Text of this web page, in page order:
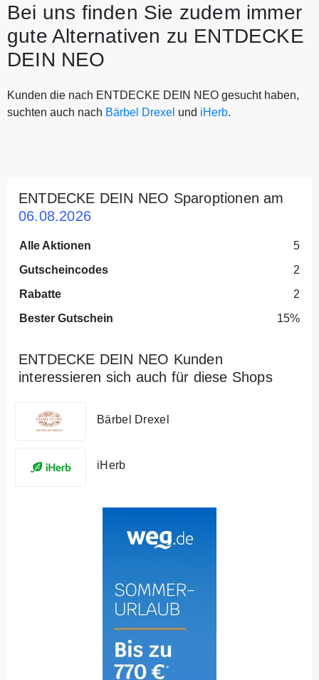
Bei uns finden Sie zudem immer
gute Alternativen zu ENTDECKE
DEIN NEO
Kunden die nach ENTDECKE DEIN NEO gesucht haben,
suchten auch nach Bärbel Drexel und iHerb.
ENTDECKE DEIN NEO Sparoptionen am
06.08.2026
Alle Aktionen
5
Gutscheincodes
2
Rabatte
2
Bester Gutschein
15%
ENTDECKE DEIN NEO Kunden
interessieren sich auch für diese Shops
Bärbel Drexel
iHerb